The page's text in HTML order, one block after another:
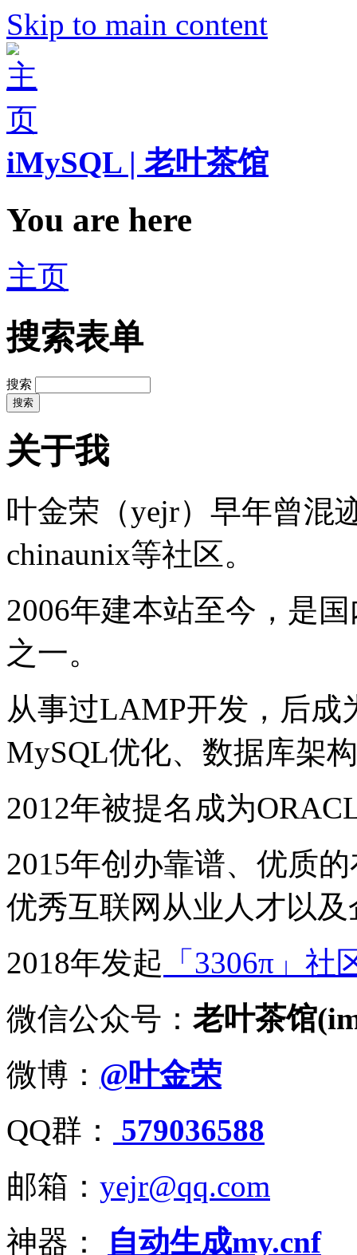
Skip to main content
iMySQL | 老叶茶馆
You are here
主页
搜索表单
搜索
关于我
叶金荣（yejr）早年曾混
chinaunix等社区。
2006年建本站至今，是
之一。
从事过LAMP开发，后成
MySQL优化、数据库架
2012年被提名成为
2015年创办靠谱、优质
优秀互联网从业人才以
2018年发起 「3306π」社
微信公众号： 老叶茶馆
微博： @叶金荣
QQ群：
579036588
邮箱： yejr@qq.com
神器：
自动生成my.cnf